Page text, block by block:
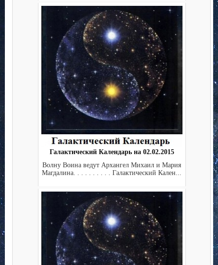
Галактический Календарь на 02.02.2015
Волну Воина ведут Архангел Михаил и Мария
Магдалина. . . . . . . . . . Галактический Кален...